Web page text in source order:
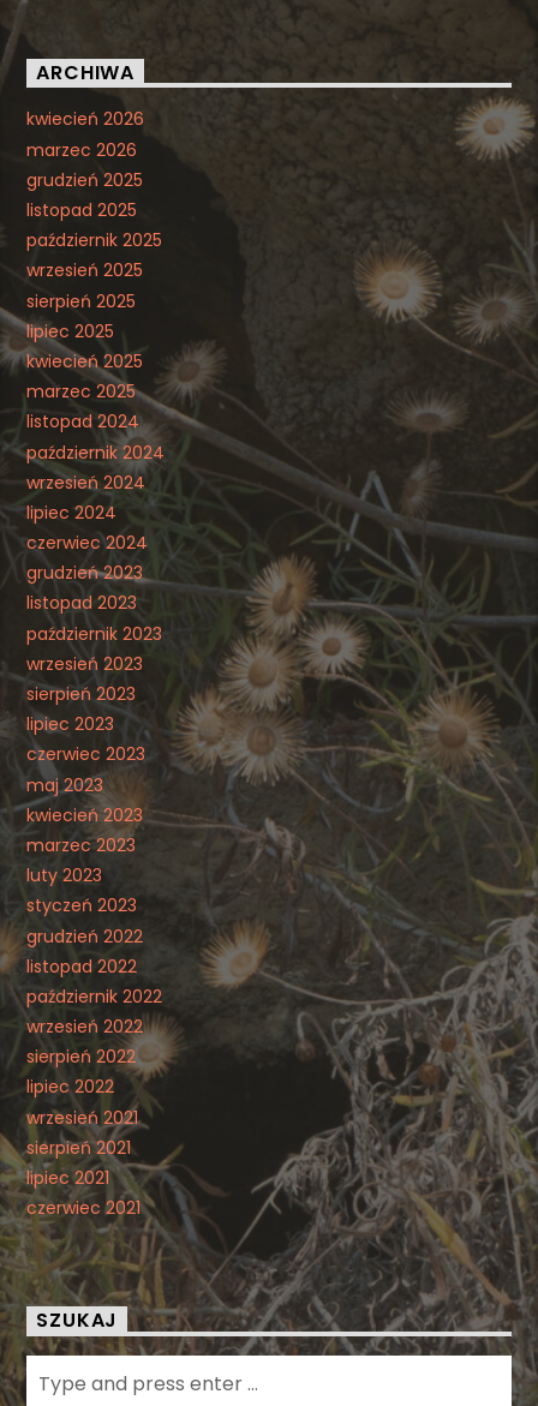
ARCHIWA
kwiecień 2026
marzec 2026
grudzień 2025
listopad 2025
październik 2025
wrzesień 2025
sierpień 2025
lipiec 2025
kwiecień 2025
marzec 2025
listopad 2024
październik 2024
wrzesień 2024
lipiec 2024
czerwiec 2024
grudzień 2023
listopad 2023
październik 2023
wrzesień 2023
sierpień 2023
lipiec 2023
czerwiec 2023
maj 2023
kwiecień 2023
marzec 2023
luty 2023
styczeń 2023
grudzień 2022
listopad 2022
październik 2022
wrzesień 2022
sierpień 2022
lipiec 2022
wrzesień 2021
sierpień 2021
lipiec 2021
czerwiec 2021
SZUKAJ